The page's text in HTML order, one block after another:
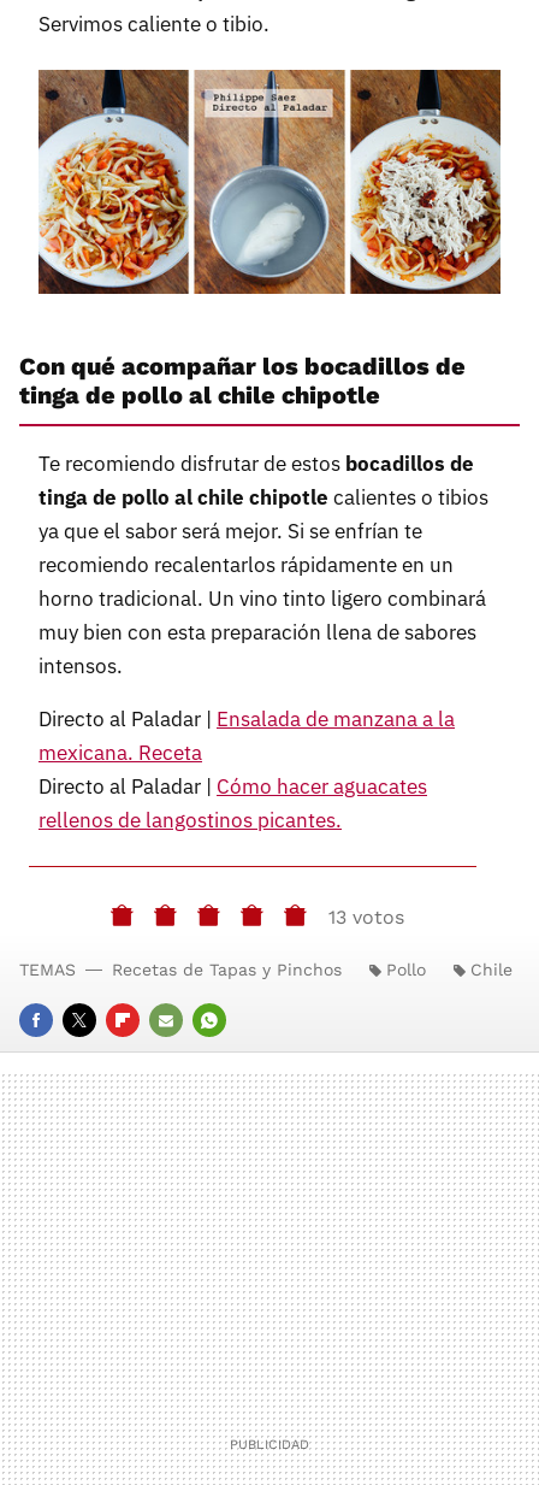
Servimos caliente o tibio.
Con qué acompañar los bocadillos de
tinga de pollo al chile chipotle
Te recomiendo disfrutar de estos bocadillos de
tinga de pollo al chile chipotle calientes o tibios
ya que el sabor será mejor. Si se enfrían te
recomiendo recalentarlos rápidamente en un
horno tradicional. Un vino tinto ligero combinará
muy bien con esta preparación llena de sabores
intensos.
Directo al Paladar | Ensalada de manzana a la
mexicana. Receta
Directo al Paladar | Cómo hacer aguacates
rellenos de langostinos picantes.
13 votos
FACEBOOK
TWITTERFLIPBOARD
E-
MAIL
WHATSAPP
TEMAS Recetas de Tapas y Pinchos Pollo Chile